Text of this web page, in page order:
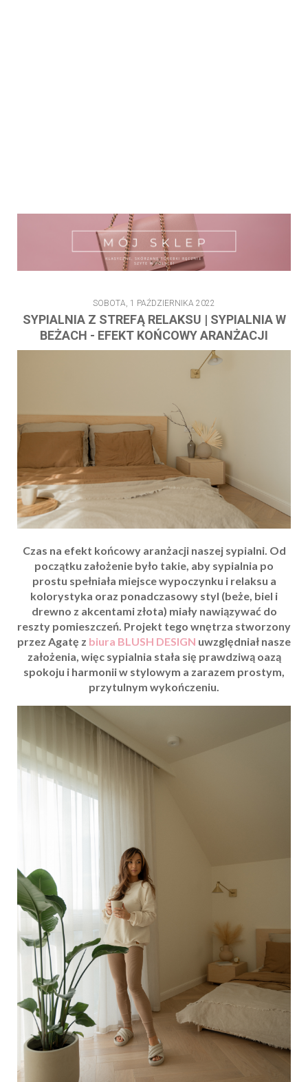
SOBOTA, 1 PAŹDZIERNIKA 2022
SYPIALNIA Z STREFĄ RELAKSU | SYPIALNIA W
BEŻACH - EFEKT KOŃCOWY ARANŻACJI
Czas na efekt końcowy aranżacji naszej sypialni. Od
początku założenie było takie, aby sypialnia po
prostu spełniała miejsce wypoczynku i relaksu a
kolorystyka oraz ponadczasowy styl (beże, biel i
drewno z akcentami złota) miały nawiązywać do
reszty pomieszczeń . Projekt tego wnętrza stworzony
przez Agatę z biura BLUSH DESIGN uwzględniał nasze
założenia, więc sypialnia stała się prawdziwą oazą
spokoju i harmonii w stylowym a zarazem prostym,
przytulnym wykończeniu.